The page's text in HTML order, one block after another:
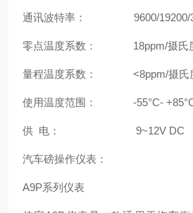
通讯波特率： 9600/19200/
零点温度系数： 18ppm/摄氏
量程温度系数： <8ppm/摄氏
使用温度范围： -55°C-
供 电： 9~12V DC
汽车磅操作仪表：
A9P系列仪表